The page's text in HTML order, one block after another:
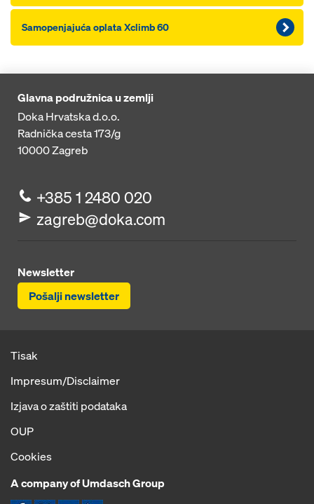
Samopenjajuća oplata Xclimb 60
Glavna podružnica u zemlji
Doka Hrvatska d.o.o.
Radnička cesta 173/g
10000Zagreb
+385 1 2480 020
zagreb@doka.com
Newsletter
Pošalji newsletter
Tisak
Impresum/Disclaimer
Izjava o zaštiti podataka
OUP
Cookies
A company of Umdasch Group